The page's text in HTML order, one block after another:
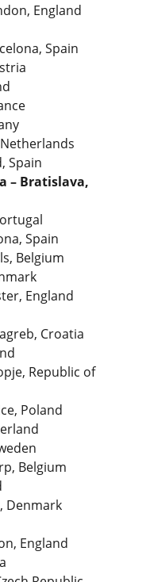
England
Spain
Spain
– Bratislava,
Spain
Belgium
England
Croatia
Republic of
Poland
Belgium
Denmark
England